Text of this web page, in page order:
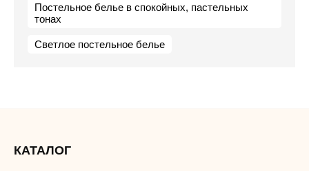
Постельное белье в спокойных, пастельных
тонах
Светлое постельное белье
КАТАЛОГ